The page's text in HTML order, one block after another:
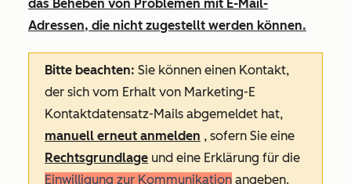
das Beheben von Problemen mit E-Mail-
Adressen, die nicht zugestellt werden können.
Bitte beachten: Sie können einen Kontakt,
der sich vom Erhalt von Marketing-E
Kontaktdatensatz-Mails abgemeldet hat,
manuell erneut anmelden , sofern Sie eine
Rechtsgrundlage und eine Erklärung für die
Einwilligung zur Kommunikation angeben.